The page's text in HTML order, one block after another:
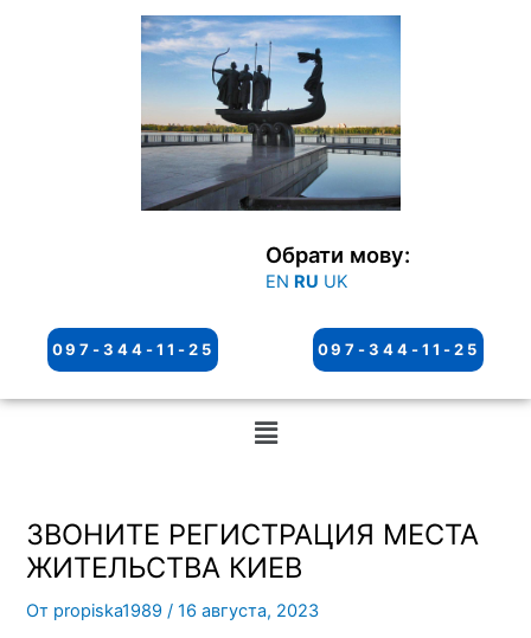
Обрати мову:
EN RU UK
097-344-11-25 097-344-11-25
Меню
ЗВОНИТЕ РЕГИСТРАЦИЯ МЕСТА
ЖИТЕЛЬСТВА КИЕВ
От propiska1989/16 августа, 2023